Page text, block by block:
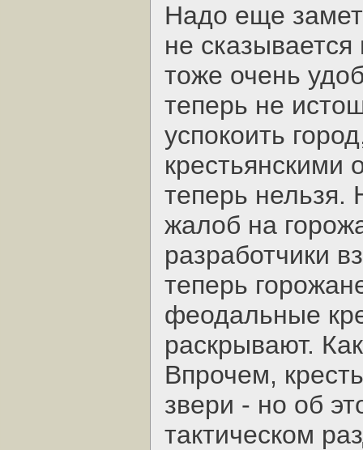
Надо еще
не
тоже очень
теперь не
успокоить
крестьянскими
теперь нельзя.
жалоб на
разработчики
теперь
феодальные
раскрывают.
Впрочем,
звери - но об
тактическом